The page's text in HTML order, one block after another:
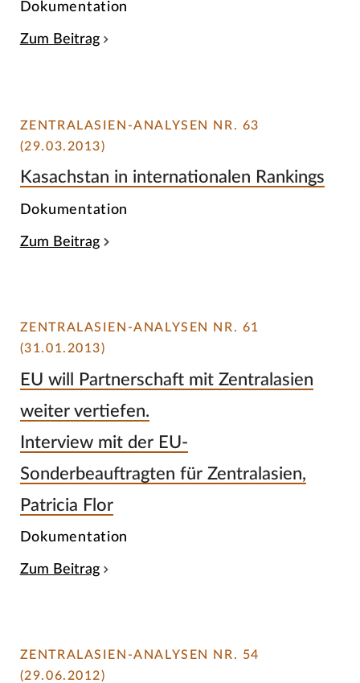
Dokumentation
Zum Beitrag
ZENTRALASIEN-ANALYSEN NR. 63
(29.03.2013)
Kasachstan in internationalen Rankings
Dokumentation
Zum Beitrag
ZENTRALASIEN-ANALYSEN NR. 61
(31.01.2013)
EU will Partnerschaft mit Zentralasien
weiter vertiefen.
Interview mit der EU-
Sonderbeauftragten für Zentralasien,
Patricia Flor
Dokumentation
Zum Beitrag
ZENTRALASIEN-ANALYSEN NR. 54
(29.06.2012)